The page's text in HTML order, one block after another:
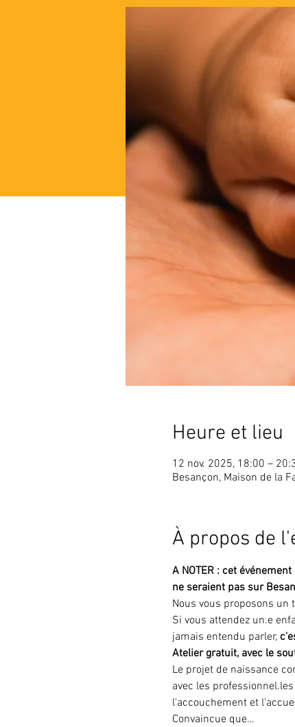
Heure et lieu
12 nov. 2025, 18:00 –
Besançon, Maison de la
À propos de
A NOTER : cet
ne seraient pas sur
Nous vous proposons
Si vous attendez un.e
jamais entendu parler,
Atelier gratuit, avec le
Le projet de naissance
avec les
l'accouchement et
Convaincue que…